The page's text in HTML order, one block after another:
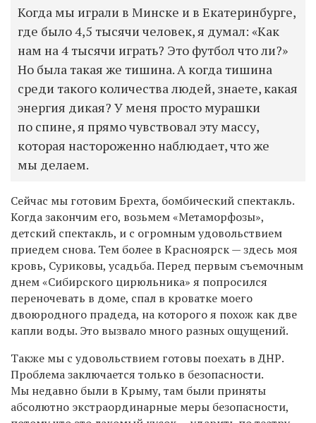
Когда мы играли в Минске и в Екатеринбурге,
где было 4,5 тысячи человек, я думал: «Как
нам на 4 тысячи играть? Это футбол что ли?»
Но была такая же тишина. А когда тишина
среди такого количества людей, знаете, какая
энергия дикая? У меня просто мурашки
по спине, я прямо чувствовал эту массу,
которая настороженно наблюдает, что же
мы делаем.
Сейчас мы готовим Брехта, бомбический спектакль.
Когда закончим его, возьмем «Метаморфозы»,
детский спектакль, и с огромным удовольствием
приедем снова. Тем более в Красноярск — здесь моя
кровь, Суриковы, усадьба. Перед первым съемочным
днем «Сибирского цирюльника» я попросился
переночевать в доме, спал в кроватке моего
двоюродного прадеда, на которого я похож как две
капли воды. Это вызвало много разных ощущений.
Также мы с удовольствием готовы поехать в ДНР.
Проблема заключается только в безопасности.
Мы недавно были в Крыму, там были приняты
абсолютно экстраординарные меры безопасности,